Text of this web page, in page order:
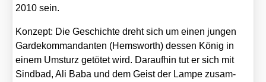
2010 sein.
Kon­zept: Die Geschich­te dreht sich um einen jun­gen
Gar­de­kom­man­dan­ten (Hems­worth) des­sen König in
einem Umsturz getö­tet wird. Dar­auf­hin tut er sich mit
Sind­bad, Ali Baba und dem Geist der Lam­pe zusam­